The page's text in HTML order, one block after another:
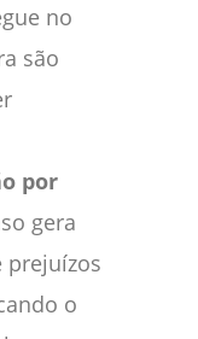
no
são
por
gera
prejuízos
o